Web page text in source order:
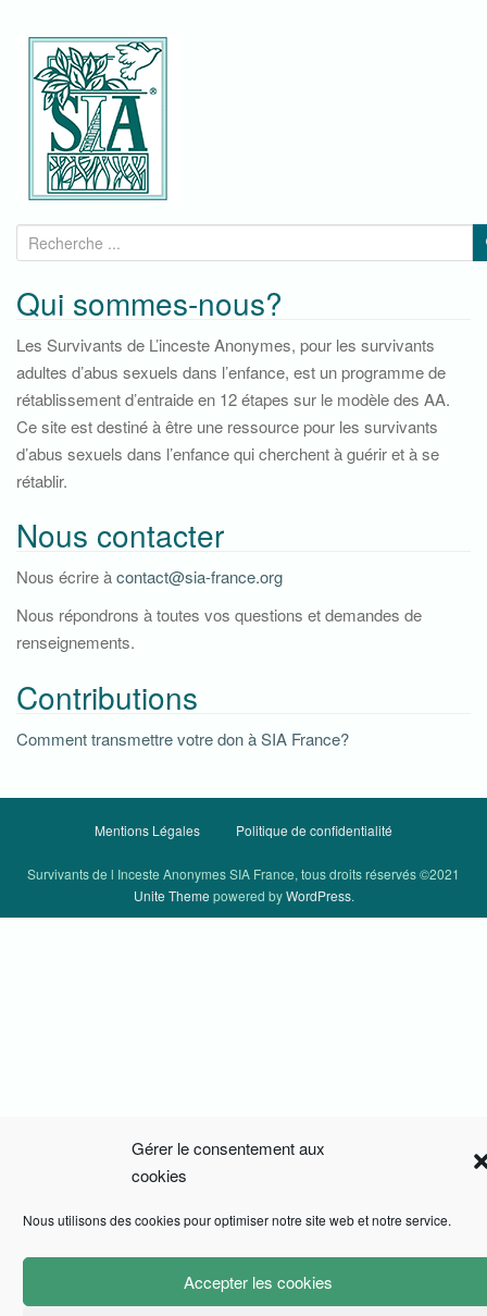
Gérer le consentement aux
cookies
Nous utilisons des cookies pour optimiser notre site web et notre service.
Accepter les cookies
e
c
h
e
r
c
h
e
p
u
:
Qui sommes-nous?
Les Survivants de L’inceste Anonymes, pour les survivants
adultes d’abus sexuels dans l’enfance, est un programme de
rétablissement d’entraide en 12 étapes sur le modèle des AA.
Ce site est destiné à être une ressource pour les survivants
d’abus sexuels dans l’enfance qui cherchent à guérir et à se
rétablir.
Nous contacter
Nous écrire àcontact@sia-france.org
Nous répondrons à toutes vos questions et demandes de
renseignements.
Contributions
Comment transmettre votre don à SIA France?
Mentions Légales Politique de confidentialité
Survivants de l Inceste Anonymes SIA France, tous droits réservés ©2021
Unite Theme powered byWordPress.